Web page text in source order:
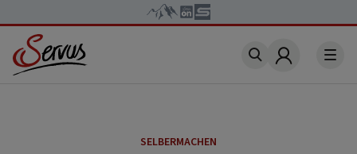
Account
SELBERMACHEN